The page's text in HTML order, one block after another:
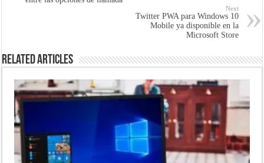
Next
Twitter PWA para Windows 10
Mobile ya disponible en la
Microsoft Store
Related Articles